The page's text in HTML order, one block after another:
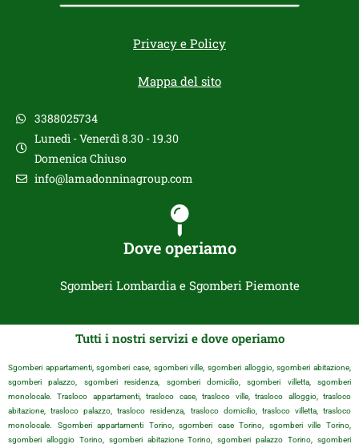
Privacy e Policy
Mappa del sito
3388025734
Lunedì - Venerdì 8.30 - 19.30
Domenica Chiuso
info@lamadonninagroup.com
Dove operiamo
Sgomberi Lombardia e Sgomberi Piemonte
Tutti i nostri servizi e dove operiamo
Sgomberi appartamenti, sgomberi case, sgomberi ville, sgomberi alloggio, sgomberi abitazione,
sgomberi palazzo, sgomberi residenza, sgomberi domicilio, sgomberi villetta, sgomberi
monolocale. Trasloco appartamenti, trasloco case, trasloco ville, trasloco alloggio, trasloco
abitazione, trasloco palazzo, trasloco residenza, trasloco domicilio, trasloco villetta, trasloco
monolocale. Sgomberi appartamenti Torino, sgomberi case Torino, sgomberi ville Torino,
sgomberi alloggio Torino, sgomberi abitazione Torino, sgomberi palazzo Torino, sgomberi